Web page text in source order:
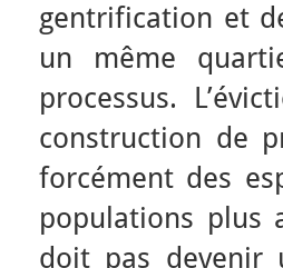
gentrification et
un même
processus.
construction de
forcément des
populations plus
doit pas devenir